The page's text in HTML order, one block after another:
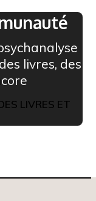
livres, des
LIVRES ET